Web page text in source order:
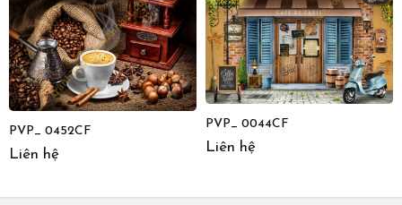
PVP_ 0452CF
Liên hệ
PVP_ 0044CF
Liên hệ